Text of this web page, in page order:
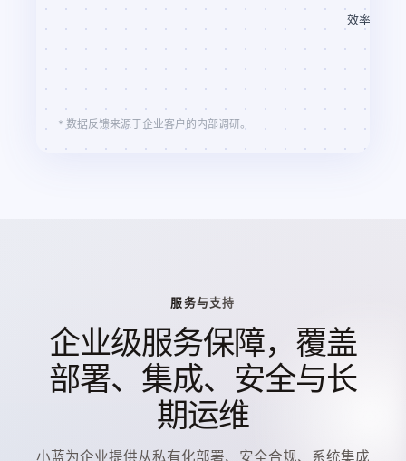
效率提升
* 数据反馈来源于企业客户的内部调研。
服务与支持
企业级服务保障，覆盖
部署、集成、安全与长
期运维
小蓝为企业提供从私有化部署、安全合规、系统集成